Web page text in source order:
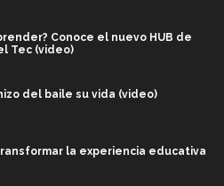
Conoce el nuevo HUB de
Tec (video)
del baile su vida (video)
la experiencia educativa